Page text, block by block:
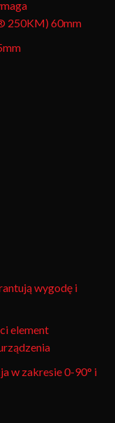
250KM) 60mm
wygodę i
element
w zakresie 0-90° i